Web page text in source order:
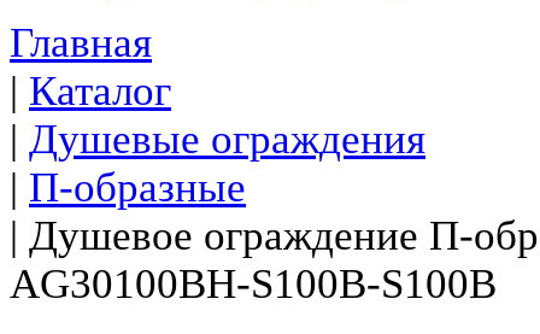
Главная
| Каталог
| Душевые ограждения
| П-образные
| Душевое ограждение П-
AG30100BH-S100B-S100B